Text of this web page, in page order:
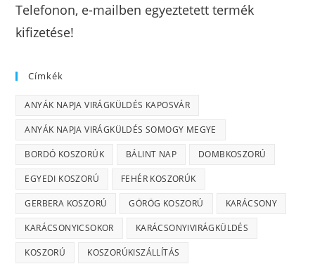
Telefonon, e-mailben egyeztetett termék
kifizetése!
Címkék
ANYÁK NAPJA VIRÁGKÜLDÉS KAPOSVÁR
ANYÁK NAPJA VIRÁGKÜLDÉS SOMOGY MEGYE
BORDÓ KOSZORÚK BÁLINT NAP DOMBKOSZORÚ
EGYEDI KOSZORÚ FEHÉR KOSZORÚK
GERBERA KOSZORÚ GÖRÖG KOSZORÚ KARÁCSONY
KARÁCSONYICSOKOR KARÁCSONYIVIRÁGKÜLDÉS
KOSZORÚ KOSZORÚKISZÁLLÍTÁS